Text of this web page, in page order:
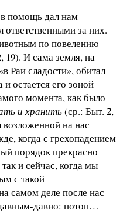
помощь дал нам
за них.
по повелению
И сама земля, на
Раи сладости», обитал
остается его зоной
момента, как было
и хранить(ср.: Быт. 2,
на нас
когда с грехопадением
порядок прекрасно
и сейчас, когда мы
с такой
самом деле после нас —
давно: потоп…